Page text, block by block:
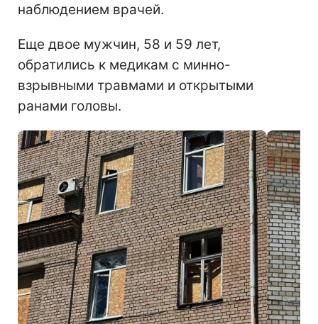
наблюдением врачей.
Еще двое мужчин, 58 и 59 лет,
обратились к медикам с минно-
взрывными травмами и открытыми
ранами головы.